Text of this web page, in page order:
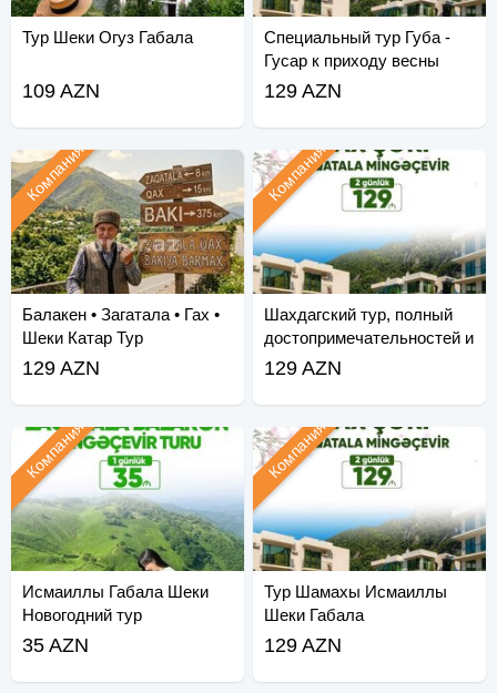
Тур Шеки Огуз Габала
109 AZN
Специальный тур Губа -
Гусар к приходу весны
129 AZN
Балакен • Загатала • Гах •
Шеки Катар Тур
Компания
129 AZN
Шахдагский тур, полный
достопримечательностей и
развлечений
Компания
129 AZN
Исмаиллы Габала Шеки
Новогодний тур
Компания
35 AZN
Тур Шамахы Исмаиллы
Шеки Габала
Компания
129 AZN